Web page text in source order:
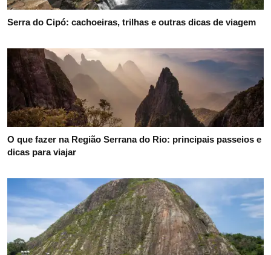
Serra do Cipó: cachoeiras, trilhas e outras dicas de viagem
O que fazer na Região Serrana do Rio: principais passeios e
dicas para viajar